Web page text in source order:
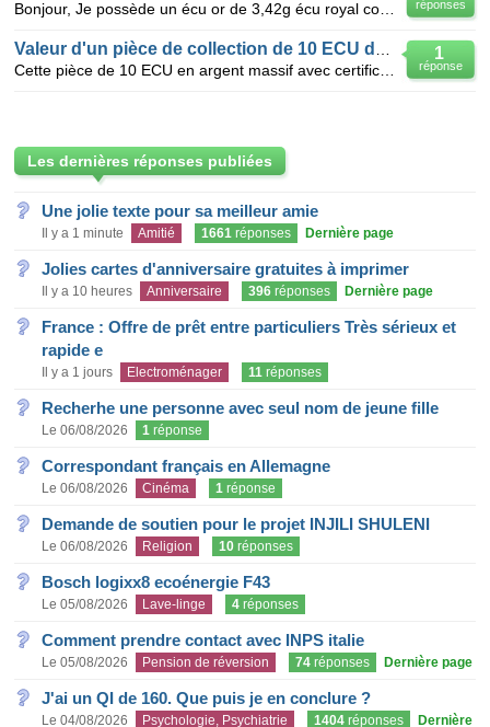
réponses
1
réponse
Les dernières réponses publiées
Une jolie texte pour sa meilleur amie
Il y a 1 minute Amitié 1661 réponses Dernière page
Jolies cartes d'anniversaire gratuites à imprimer
Il y a 10 heures Anniversaire 396 réponses Dernière page
France : Offre de prêt entre particuliers Très sérieux et
rapide e
Il y a 1 jours Electroménager 11 réponses
Recherhe une personne avec seul nom de jeune fille
Le 06/08/2026 1 réponse
Correspondant français en Allemagne
Le 06/08/2026 Cinéma 1 réponse
Demande de soutien pour le projet INJILI SHULENI
Le 06/08/2026 Religion 10 réponses
Bosch logixx8 ecoénergie F43
Le 05/08/2026 Lave-linge 4 réponses
Comment prendre contact avec INPS italie
Le 05/08/2026 Pension de réversion 74 réponses Dernière page
J'ai un QI de 160. Que puis je en conclure ?
Le 04/08/2026 Psychologie, Psychiatrie 1404 réponses
Dernière